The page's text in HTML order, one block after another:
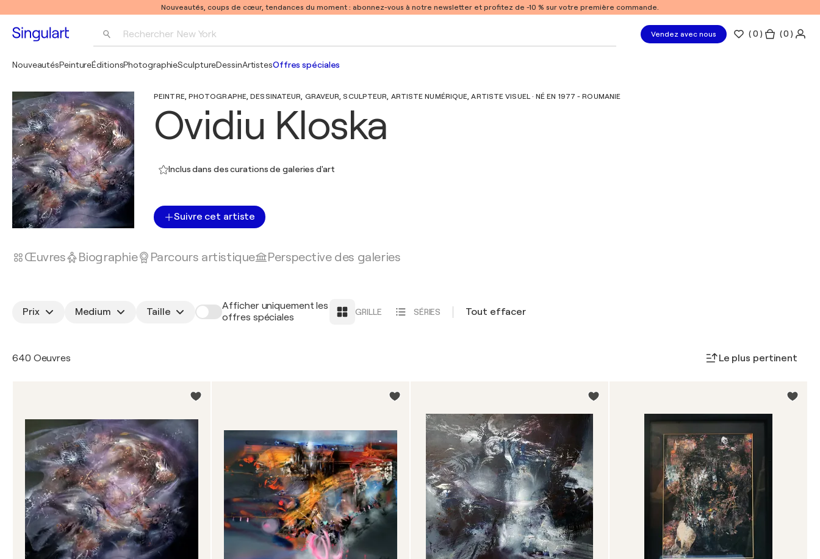
Nouveautés, coups de cœur, tendances du moment : abonnez-vous à notre newsletter et profitez de -10 % sur votre première commande.
Rechercher New York Vendez avec nous (0 ) ( 0 )
NouveautésPeintureÉditionsPhotographieSculptureDessinArtistesOffres spéciales
PEINTRE, PHOTOGRAPHE, DESSINATEUR, GRAVEUR, SCULPTEUR, ARTISTE NUMÉRIQUE, ARTISTE VISUEL · NÉ EN 1977 - ROUMANIE
Ovidiu Kloska
Inclus dans des curations de galeries d'art
Suivre cet artiste
Œuvres Biographie Parcours artistique Perspective des galeries
Prix Medium Taille
Afficher uniquement les
offres spéciales
GRILLE SÉRIES Tout effacer
640 Oeuvres Le plus pertinent